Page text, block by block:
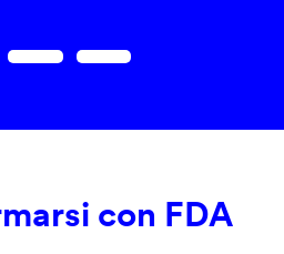
con FDA